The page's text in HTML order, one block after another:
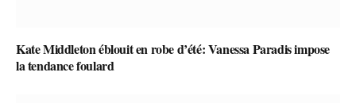
Kate Middleton éblouit en robe d’été: Vanessa Paradis impose
la tendance foulard